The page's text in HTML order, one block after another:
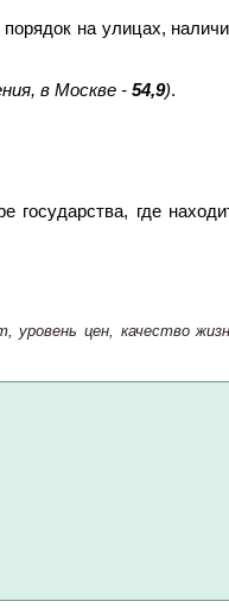
на улицах,
в Москве - 54,9).
где
уровень цен, качество